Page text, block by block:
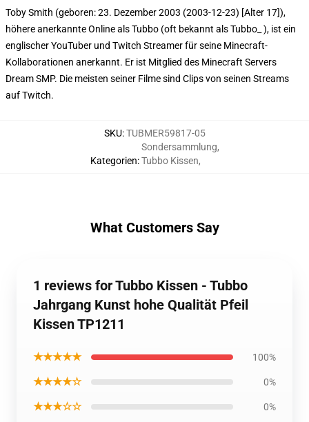
Toby Smith (geboren: 23. Dezember 2003 (2003-12-23) [Alter 17]),
höhere anerkannte Online als Tubbo (oft bekannt als Tubbo_ ), ist ein
englischer YouTuber und Twitch Streamer für seine Minecraft-
Kollaborationen anerkannt. Er ist Mitglied des Minecraft Servers
Dream SMP. Die meisten seiner Filme sind Clips von seinen Streams
auf Twitch.
SKU:TUBMER59817-05
Kategorien:
Sondersammlung,
Tubbo Kissen,
What Customers Say
1 reviews for Tubbo Kissen - Tubbo
Jahrgang Kunst hohe Qualität Pfeil
Kissen TP1211
★★★★★ 100%
★★★★☆ 0%
★★★☆☆ 0%